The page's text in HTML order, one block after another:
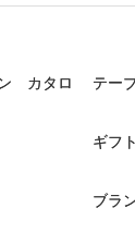
カタロ
テー
ギフ
ブラ